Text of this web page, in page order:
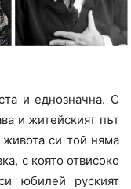
и еднозначна. С
и житейският път
си той няма
с която отвисоко
юбилей руският